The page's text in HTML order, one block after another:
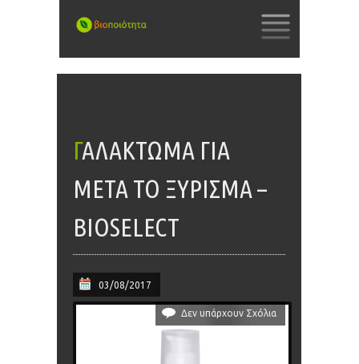
TO
ΓΑΛΆΚΤΩΜΑ ΓΙΑ
ΜΕΤΆ ΤΟ ΞΎΡΙΣΜΑ –
BIOSELECT
03/08/2017
Δεν υπάρχουν Σχόλια